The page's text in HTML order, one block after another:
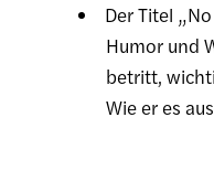
Der Titel
Humor und
betritt,
Wie er es